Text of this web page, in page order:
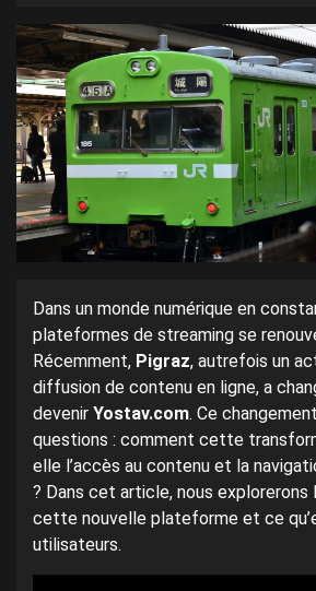
Dans un monde numérique en
plateformes de streaming se
Récemment, Pigraz, autrefois un
diffusion de contenu en ligne, a
devenir Yostav.com. Ce
questions : comment cette
elle l’accès au contenu et la
? Dans cet article, nous
cette nouvelle plateforme et ce
utilisateurs.